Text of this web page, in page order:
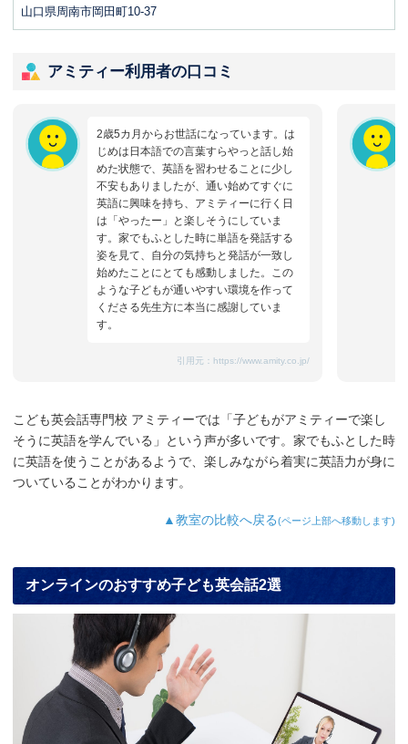
山口県周南市岡田町10-37
アミティー利用者の口コミ
2歳5カ月からお世話になっています。は
じめは日本語での言葉すらやっと話し始
めた状態で、英語を習わせることに少し
不安もありましたが、通い始めてすぐに
英語に興味を持ち、アミティーに行く日
は「やったー」と楽しそうにしていま
す。家でもふとした時に単語を発話する
姿を見て、自分の気持ちと発話が一致し
始めたことにとても感動しました。この
ような子どもが通いやすい環境を作って
くださる先生方に本当に感謝していま
す。
引用元： https://www.amity.co.jp/
こども英会話専門校 アミティーでは「子どもがアミティーで楽し
そうに英語を学んでいる」という声が多いです。家でもふとした時
に英語を使うことがあるようで、楽しみながら着実に英語力が身に
ついていることがわかります。
▲教室の比較へ戻る(ページ上部へ移動します)
オンラインのおすすめ子ども英会話2選